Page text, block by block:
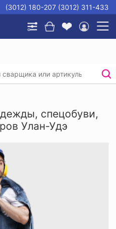
(3012) 180-207 (3012) 311-433
СИЗ и прочих
спецобуви,
Улан-Удэ